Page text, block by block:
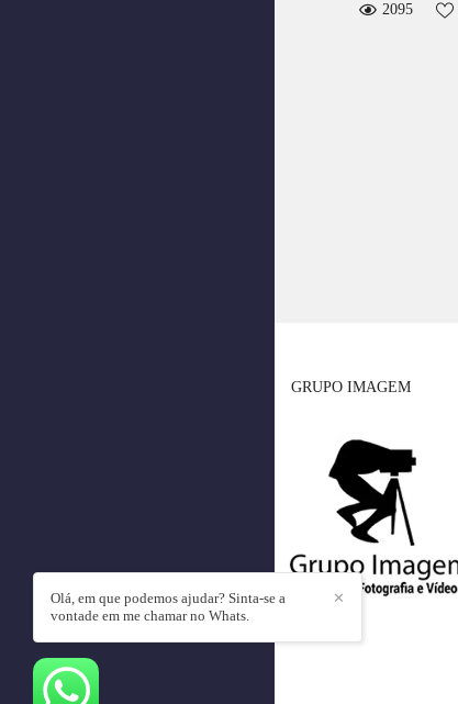
2095
GRUPO IMAGEM
✕
Olá, em que podemos ajudar? Sinta-se a
vontade em me chamar no Whats.